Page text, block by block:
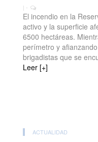
| -
El incendio en la
activo y la superficie
6500 hectáreas.
perímetro y
brigadistas que se
Leer [+]
ACTUALIDAD